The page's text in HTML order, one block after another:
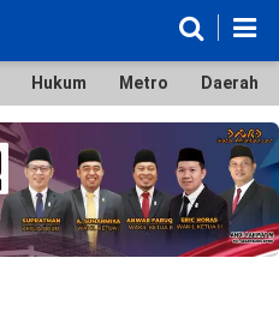
Hukum Metro Daerah